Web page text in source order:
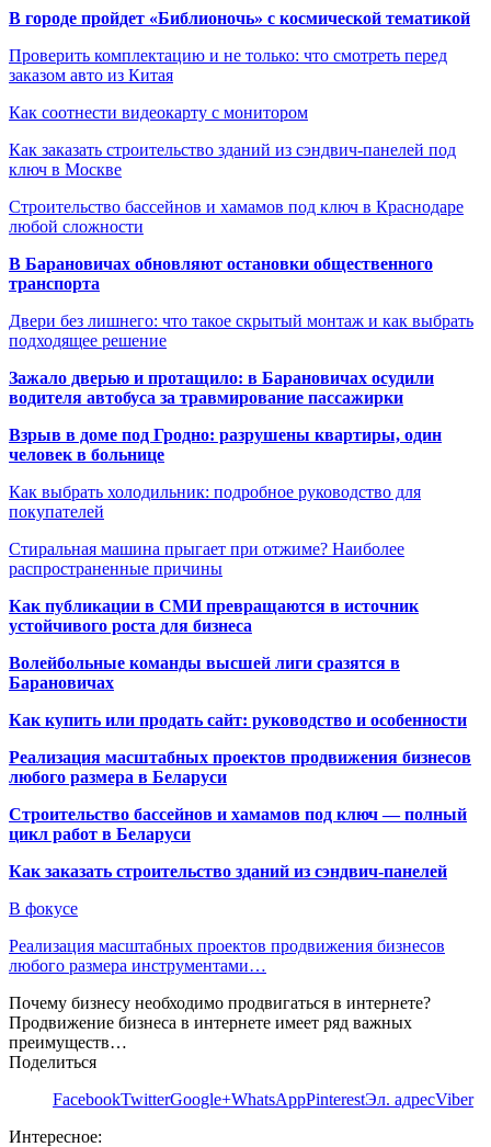
В городе пройдет «Библионочь» с космической тематикой
Проверить комплектацию и не только: что смотреть перед
заказом авто из Китая
Как соотнести видеокарту с монитором
Как заказать строительство зданий из сэндвич-панелей под
ключ в Москве
Строительство бассейнов и хамамов под ключ в Краснодаре
любой сложности
В Барановичах обновляют остановки общественного
транспорта
Двери без лишнего: что такое скрытый монтаж и как выбрать
подходящее решение
Зажало дверью и протащило: в Барановичах осудили
водителя автобуса за травмирование пассажирки
Взрыв в доме под Гродно: разрушены квартиры, один
человек в больнице
Как выбрать холодильник: подробное руководство для
покупателей
Стиральная машина прыгает при отжиме? Наиболее
распространенные причины
Как публикации в СМИ превращаются в источник
устойчивого роста для бизнеса
Волейбольные команды высшей лиги сразятся в
Барановичах
Как купить или продать сайт: руководство и особенности
Реализация масштабных проектов продвижения бизнесов
любого размера в Беларуси
Строительство бассейнов и хамамов под ключ — полный
цикл работ в Беларуси
Как заказать строительство зданий из сэндвич-панелей
В фокусе
Реализация масштабных проектов продвижения бизнесов
любого размера инструментами…
Почему бизнесу необходимо продвигаться в интернете?
Продвижение бизнеса в интернете имеет ряд важных
преимуществ…
Поделиться
FacebookTwitterGoogle+WhatsAppPinterestЭл. адресViber
Интересное: